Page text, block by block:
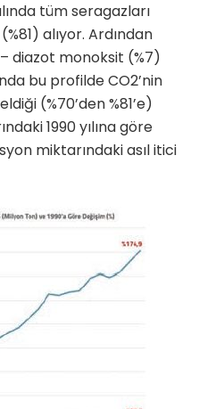
tüm se­ragazları
alıyor. Ardından
diazot monoksit (%7)
bu profilde CO2’nin
(%70’den %81’e)
1990 yılına göre
miktarındaki asıl itici